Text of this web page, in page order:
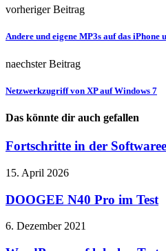
vorheriger Beitrag
Andere und eigene MP3s auf das iPhone
naechster Beitrag
Netzwerkzugriff von XP auf Windows 7
Das könnte dir auch gefallen
Fortschritte in der
15. April 2026
DOOGEE N40 Pro im Test
6. Dezember 2021